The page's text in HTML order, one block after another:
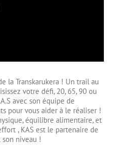
la Transkarukera ! Un trail au
votre défi, 20, 65, 90 ou
avec son équipe de
pour vous aider à le réaliser !
équilibre alimentaire, et
, KAS est le partenaire de
niveau !